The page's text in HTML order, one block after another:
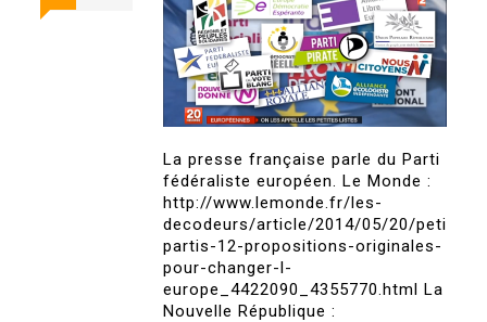
La presse française parle du Parti
fédéraliste européen. Le Monde :
http://www.lemonde.fr/les-
decodeurs/article/2014/05/20/petits-
partis-12-propositions-originales-
pour-changer-l-
europe_4422090_4355770.html La
Nouvelle République :